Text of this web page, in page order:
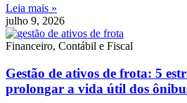
Leia mais »
julho 9, 2026
Financeiro, Contábil e Fiscal
Gestão de ativos de frota: 5
prolongar a vida útil dos